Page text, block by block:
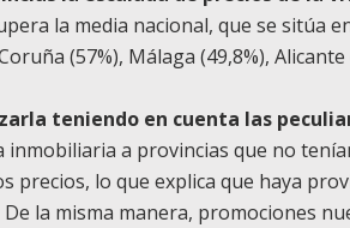
la media nacional, que se sitúa
(57%), Málaga (49,8%), Alicante
teniendo en cuenta las
inmobiliaria a provincias que no
precios, lo que explica que haya
la misma manera, promociones